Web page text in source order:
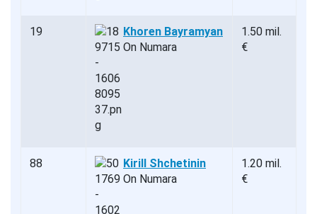
19
Khoren Bayramyan
On Numara
1.50 mil.
€
88
Kirill Shchetinin
On Numara
1.20 mil.
€